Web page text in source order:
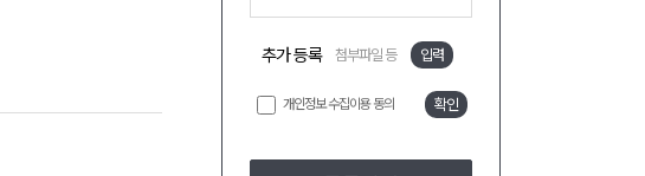
추가 등록 첨부파일 등 입력
개인정보 수집이용 동의 확인